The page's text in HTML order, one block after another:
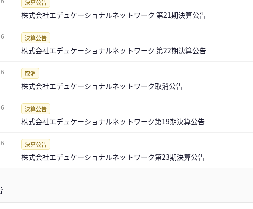
決算公告
株式会社エデュケーショナルネットワーク 第21期決算公告
決算公告
株式会社エデュケーショナルネットワーク 第22期決算公告
取消
株式会社エデュケーショナルネットワーク取消公告
決算公告
株式会社エデュケーショナルネットワーク第19期決算公告
決算公告
株式会社エデュケーショナルネットワーク第23期決算公告